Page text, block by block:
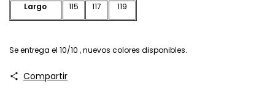
Largo
115 117 119
Se entrega el 10/10 , nuevos colores disponibles.
Compartir